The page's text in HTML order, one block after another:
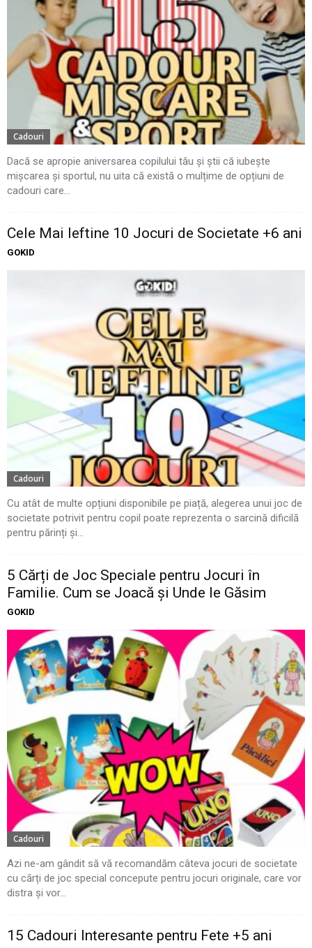
Cadouri
Dacă se apropie aniversarea copilului tău și știi că iubește
mișcarea și sportul, nu uita că există o mulțime de opțiuni de
cadouri care...
Cele Mai Ieftine 10 Jocuri de Societate +6 ani
GOKID
Cadouri
Cu atât de multe opțiuni disponibile pe piață, alegerea unui joc de
societate potrivit pentru copil poate reprezenta o sarcină dificilă
pentru părinți și...
5 Cărți de Joc Speciale pentru Jocuri în
Familie. Cum se Joacă și Unde le Găsim
GOKID
Cadouri
Azi ne-am gândit să vă recomandăm câteva jocuri de societate
cu cărți de joc special concepute pentru jocuri originale, care vor
distra și vor...
15 Cadouri Interesante pentru Fete +5 ani